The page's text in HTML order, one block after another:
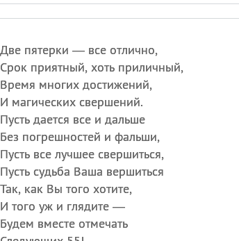
Две пятерки — все отлично,
Срок приятный, хоть приличный,
Время многих достижений,
И магических свершений.
Пусть дается все и дальше
Без погрешностей и фальши,
Пусть все лучшее свершиться,
Пусть судьба Ваша вершиться
Так, как Вы того хотите,
И того уж и глядите —
Будем вместе отмечать